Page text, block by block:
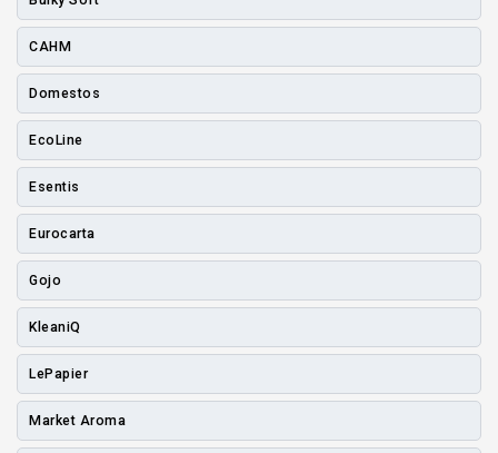
CAHM
Domestos
EcoLine
Esentis
Eurocarta
Gojo
KleaniQ
LePapier
Market Aroma